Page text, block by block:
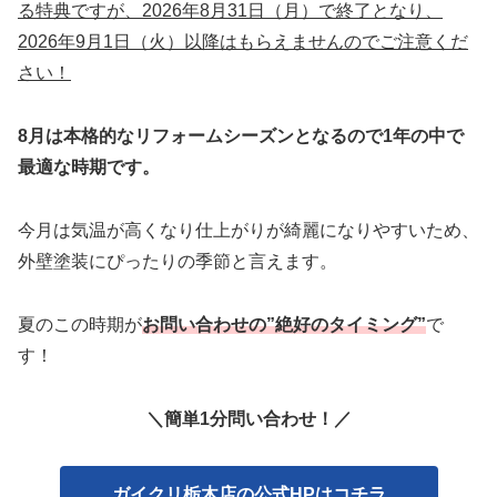
る特典ですが、2026年8月31日（月）で終了となり、
2026年9月1日（火）以降はもらえませんのでご注意くだ
さい！
8月は本格的なリフォームシーズンとなるので1年の中で
最適な時期です。
今月は気温が高くなり仕上がりが綺麗になりやすいため、
外壁塗装にぴったりの季節と言えます。
夏のこの時期がお問い合わせの”絶好のタイミング”で
す！
＼簡単1分問い合わせ！／